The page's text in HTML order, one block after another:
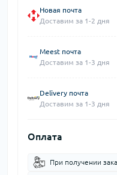
Новая почта
Доставим за 1-2 дня
Meest почта
Доставим за 1-3 дня
Delivery почта
Доставим за 1-3 дня
Оплата
При получении